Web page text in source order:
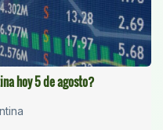
hoy 5 de agosto?